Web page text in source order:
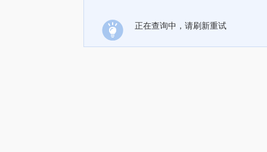
正在查询中，请刷新重试